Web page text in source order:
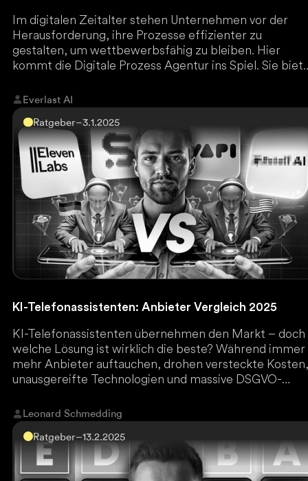
Im digitalen Zeitalter stehen Unternehmen vor der
Herausforderung, ihre Prozesse effizienter zu
gestalten, um wettbewerbsfähig zu bleiben. Hier
kommt die Digitale Prozess Agentur ins Spiel. Sie
Abläufe zu optimieren, zu automatisieren und
zukunftssicher zu machen.
Everlast AI
Ratgeber–3.1.2025
KI-Telefonassistenten: Anbieter Vergleich 2025
KI-Telefonassistenten übernehmen den Markt – doch
welche Lösung ist wirklich die beste? Während immer
mehr Anbieter auftauchen, drohen versteckte
unausgereifte Technologien und massive DSGVO-
Automatisierungen in Deutschland, hat als erster den
gesamten Markt durchleuchtet und zeigt, welche
Plattform wirklich funktioniert. Jetzt den ultimativen
Anbieter-Vergleich lesen und teure
vermeiden!
Leonard Schmedding
Ratgeber–13.2.2025